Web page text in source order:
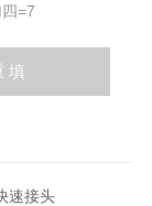
=7
速接头